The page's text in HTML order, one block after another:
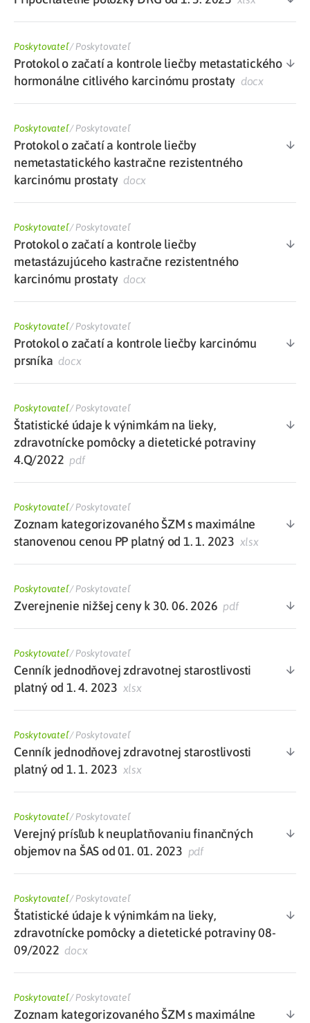
Poskytovateľ/Poskytovateľ
Protokol o začatí a kontrole liečby metastatického
hormonálne citlivého karcinómu prostaty docx
Poskytovateľ/Poskytovateľ
Protokol o začatí a kontrole liečby
nemetastatického kastračne rezistentného
karcinómu prostatydocx
Poskytovateľ/Poskytovateľ
Protokol o začatí a kontrole liečby
metastázujúceho kastračne rezistentného
karcinómu prostatydocx
Poskytovateľ/Poskytovateľ
Protokol o začatí a kontrole liečby karcinómu
prsníka docx
Poskytovateľ/Poskytovateľ
Štatistické údaje k výnimkám na lieky,
zdravotnícke pomôcky a dietetické potraviny
4.Q/2022 pdf
Poskytovateľ/Poskytovateľ
Zoznam kategorizovaného ŠZM s maximálne
stanovenou cenou PP platný od 1. 1. 2023 xlsx
Poskytovateľ/Poskytovateľ
Zverejnenie nižšej ceny k 30. 06. 2026 pdf
Poskytovateľ/Poskytovateľ
Cenník jednodňovej zdravotnej starostlivosti
platný od 1. 4. 2023 xlsx
Poskytovateľ/Poskytovateľ
Cenník jednodňovej zdravotnej starostlivosti
platný od 1. 1. 2023 xlsx
Poskytovateľ/Poskytovateľ
Verejný prísľub k neuplatňovaniu finančných
objemov na ŠAS od 01. 01. 2023 pdf
Poskytovateľ/Poskytovateľ
Štatistické údaje k výnimkám na lieky,
zdravotnícke pomôcky a dietetické potraviny 08-
09/2022 docx
Poskytovateľ/Poskytovateľ
Zoznam kategorizovaného ŠZM s maximálne